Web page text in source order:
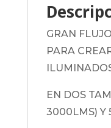
GRAN
PARA
EN DOS
3000LMS) Y